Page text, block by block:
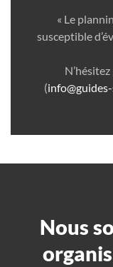
« Le
susceptible
(
Nous